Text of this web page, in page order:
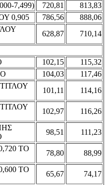
7,499)
720,81
813,83
0,905
786,56
888,06
628,87
710,14
102,15
115,32
104,03
117,46
101,11
114,16
102,97
116,26
98,51
111,23
ΤΟ
78,80
88,99
ΤΟ
65,67
74,17